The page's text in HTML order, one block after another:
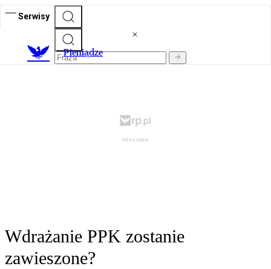
Serwisy
Pieniądze
Wdrażanie PPK zostanie
zawieszone?